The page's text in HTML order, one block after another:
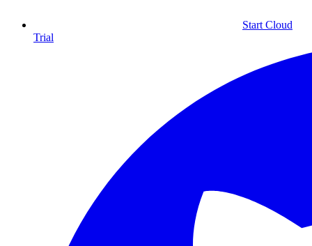
Start Cloud
Trial